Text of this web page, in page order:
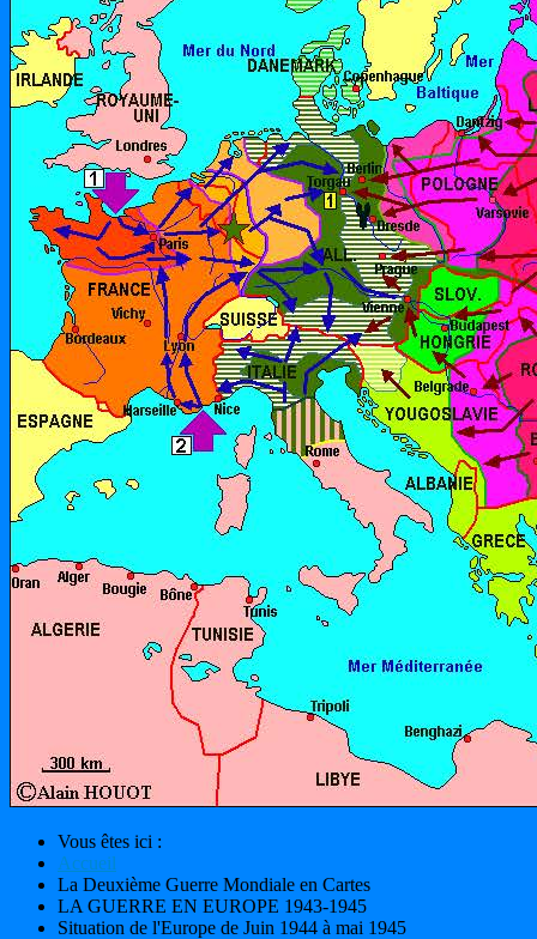
Vous êtes ici :
Accueil
La Deuxième Guerre Mondiale en Cartes
LA GUERRE EN EUROPE 1943-1945
Situation de l'Europe de Juin 1944 à mai 1945